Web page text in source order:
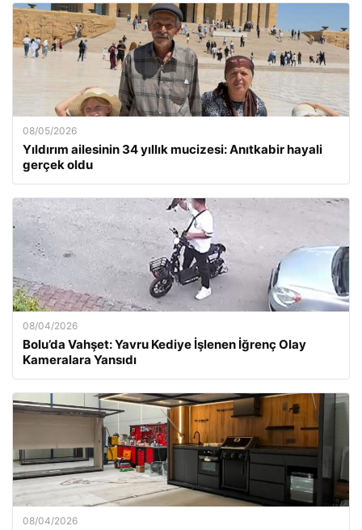
08/05/2026
Yıldırım ailesinin 34 yıllık mucizesi: Anıtkabir hayali
gerçek oldu
08/04/2026
Bolu’da Vahşet: Yavru Kediye İşlenen İğrenç Olay
Kameralara Yansıdı
08/04/2026